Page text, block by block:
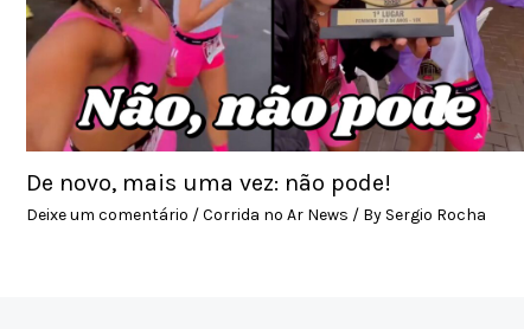
De novo, mais uma vez: não pode!
Deixe um comentário /Corrida no Ar News / By Sergio Rocha